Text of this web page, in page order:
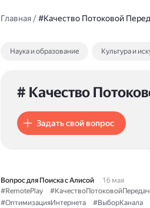
Главная/#Качество Потоковой
Наука и образование Культура и
# Качество
Задать свой вопрос
Вопрос для Поиска с Алисой
16 мая
#RemotePlay
#ОптимизацияИнтернета
#ВыборКанала